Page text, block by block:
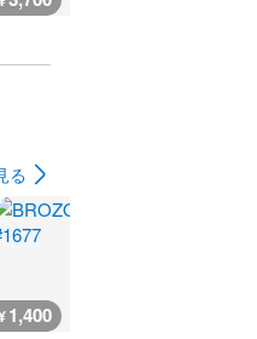
る
1,400